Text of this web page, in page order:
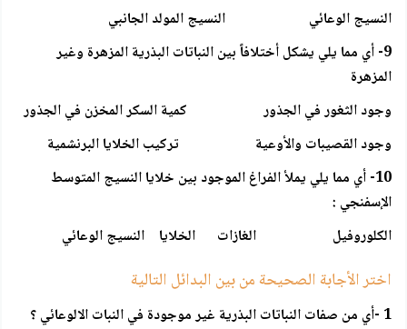
النسيج الوعائي النسيج المولد الجانبي
9- أي مما يلي يشكل أختلافاً بين النباتات البذرية المزهرة وغير
المزهرة
وجود الثغور في الجذور كمية السكر المخزن في الجذور
وجود القصيبات والأوعية تركيب الخلايا البرنشمية
10- أي مما يلي يملأ الفراغ الموجود بين خلايا النسيج المتوسط
الإسفنجي :
الكلوروفيل الغازات الخلايا النسيج الوعائي
اختر الأجابة الصحيحة من بين البدائل التالية
1 -أي من صفات النباتات البذرية غير موجودة في النبات الالوعائي ؟